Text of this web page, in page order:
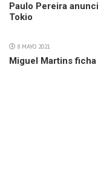
Paulo Pereira
Tokio
8 MAYO 2021
Miguel Martins